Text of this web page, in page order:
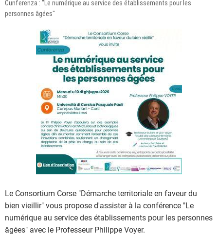
Cunferenza : "Le numérique au service des établissements pour les
personnes âgées"
Le Consortium Corse "Démarche territoriale en faveur du
bien vieillir" vous propose d'assister à la conférence "Le
numérique au service des établissements pour les personnes
âgées" avec le Professeur Philippe Voyer.